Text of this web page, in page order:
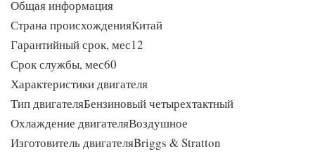
Общая информация
Страна происхожденияКитай
Гарантийный срок, мес12
Срок службы, мес60
Характеристики двигателя
Тип двигателяБензиновый четырехтактный
Охлаждение двигателяВоздушное
Изготовитель двигателяBriggs & Stratton